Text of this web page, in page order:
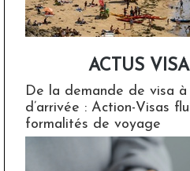
ACTUS
De la demande de visa
d’arrivée : Action-Visas
formalités de voyage